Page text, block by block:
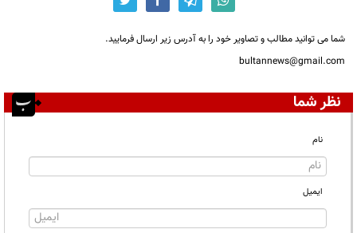
شما می توانید مطالب و تصاویر خود را به آدرس زیر ارسال فرمایید.
bultannews@gmail.com
نظر شما
نام
ایمیل